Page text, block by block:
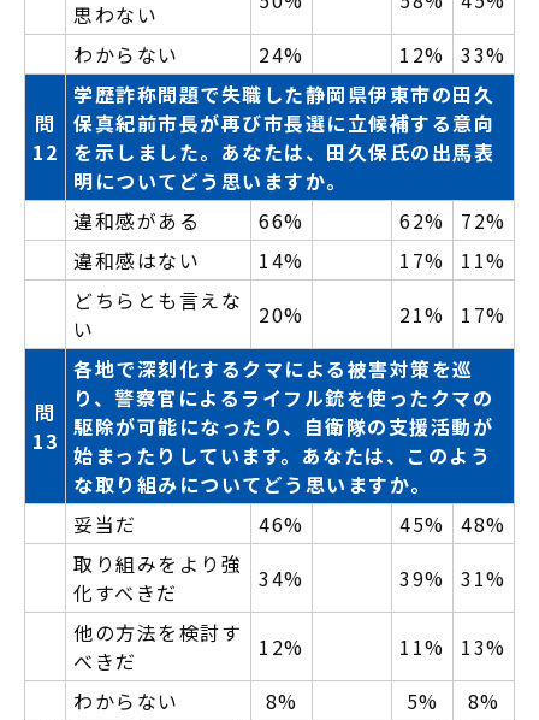
思わない
わからない
24% 12% 33%
問
12
学歴詐称問題で失職した静岡県伊東市の田久
保真紀前市長が再び市長選に立候補する意向
を示しました。あなたは、田久保氏の出馬表
明についてどう思いますか。
違和感がある
66% 62%
72%
違和感はない
14% 17%
11%
どちらとも言えな
い
20% 21% 17%
問
13
各地で深刻化するクマによる被害対策を巡
り、警察官によるライフル銃を使ったクマの
駆除が可能になったり、自衛隊の支援活動が
始まったりしています。あなたは、このよう
な取り組みについてどう思いますか。
妥当だ
46% 45%
48%
取り組みをより強
化すべきだ
34% 39%
31%
他の方法を検討す
べきだ
12% 11%
13%
わからない
8% 5%
8%